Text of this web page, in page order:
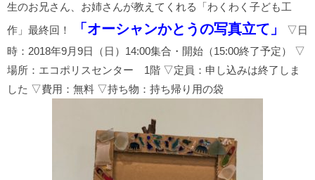
生のお兄さん、お姉さんが教えてくれる「わくわく子ども工
作」最終回！
「オーシャンかとうの写真立て」
▽日
時：2018年9月9日（日）14:00集合・開始（15:00終了予定） ▽
場所：エコポリスセンター 1階 ▽定員：申し込みは終了しま
した ▽費用：無料 ▽持ち物：持ち帰り用の袋